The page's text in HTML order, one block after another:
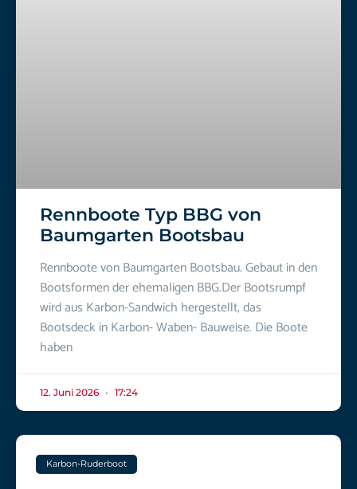
Rennboote Typ BBG von
Baumgarten Bootsbau
Rennboote von Baumgarten Bootsbau. Gebaut in den
Bootsformen der ehemaligen BBG.Der Bootsrumpf
wird aus Karbon-Sandwich hergestellt, das
Bootsdeck in Karbon- Waben- Bauweise. Die Boote
haben
12. Juni 2026 17:24
Karbon-Ruderboot